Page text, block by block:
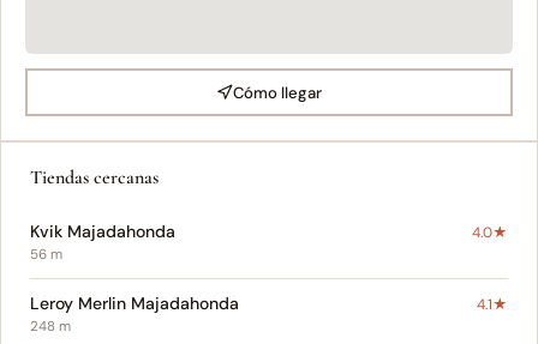
Cómo llegar
Tiendas cercanas
Kvik Majadahonda 4.0★
56 m
Leroy Merlin Majadahonda 4.1★
248 m